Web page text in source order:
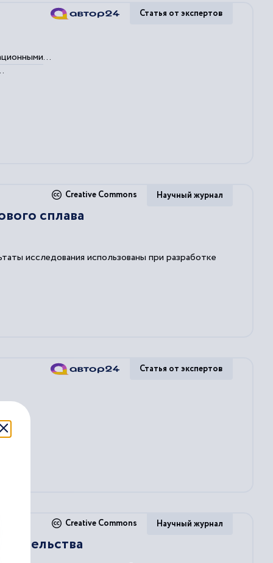
...
Статья от экспертов
сплава
исследования использованы при разработке
Creative Commons Научный журнал
Статья от экспертов
Creative Commons Научный журнал